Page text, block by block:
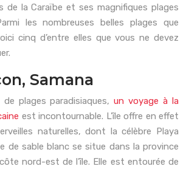
de la Caraïbe et ses magnifiques plages
les nombreuses belles plages que
cinq d’entre elles que vous ne devez
Samana
de plages paradisiaques,un voyage à la
est incontournable. L’île offre en effet
naturelles, dont la célèbre Playa
de sable blanc se situe dans la province
nord-est de l’île. Elle est entourée de